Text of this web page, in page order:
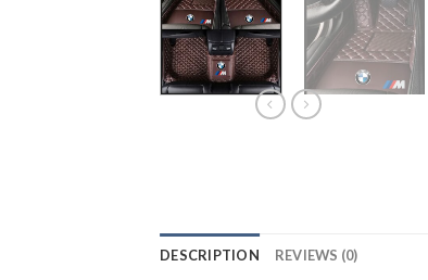
DESCRIPTION REVIEWS (0)